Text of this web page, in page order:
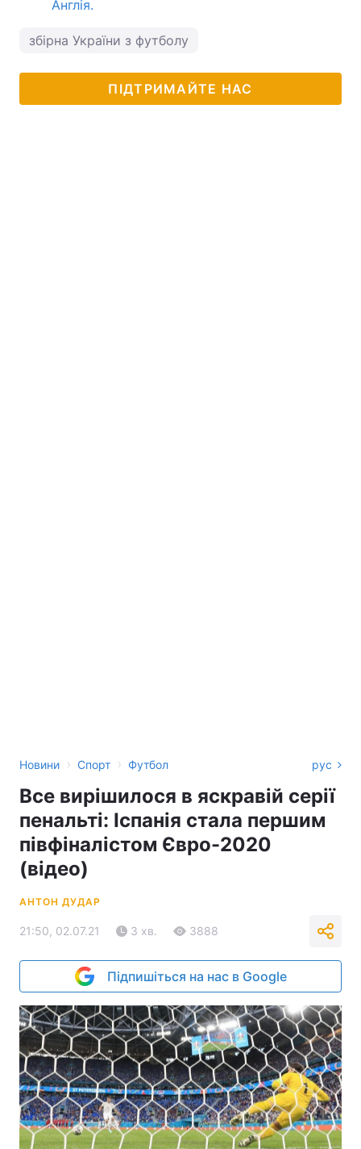
Англія.
збірна України з футболу
ПІДТРИМАЙТЕ НАС
Новини › Спорт › Футбол рус
Все вирішилося в яскравій серії
пенальті: Іспанія стала першим
півфіналістом Євро-2020
(відео)
АНТОН ДУДАР
21:50, 02.07.21 3 хв. 3888
Підпишіться на нас в Google